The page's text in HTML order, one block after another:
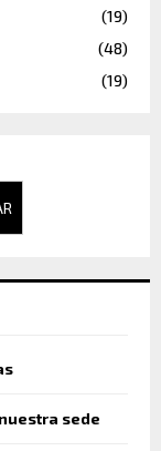
(19)
(48)
(19)
sede